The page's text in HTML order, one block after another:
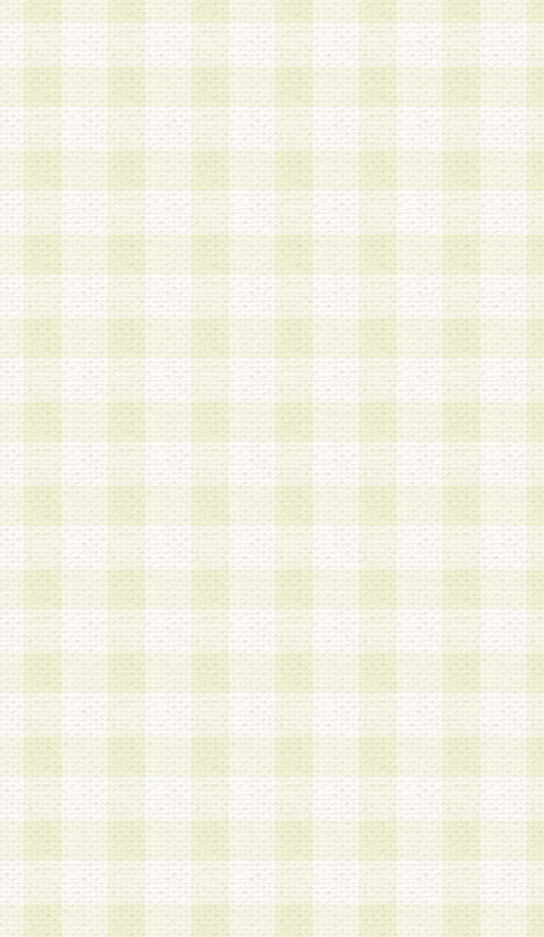
a.既に登録されている会員と同一のメールアドレ
録する場合
b.本サービスと同様のサービスを提供している企
業に従事していると思われる本人またはその家族
場合
c.その他当社が不適切と判断する場合
2.当社は、会員登録希望者を会員として承認する
した 場合、会員登録希望者による会員登録手続
による承認後の場合であっても、会員登録の取り
の抹消を、当社が適切と判 断する方法・手段に
とができるものとします。
3.会員登録希望者が18歳未満、成年被後見人、被
人 である場合は、親権者などの法定代理人の同
録を行うものとします。なお、義務教育学齢に該
者については、登録時に 当社が別途定める方法
権者による承認手続きを行うものとします。
第3条 会員の登録方法
1.会員登録手続きは、会員登録希望者本人が行う
る登録は一切認められないものとします。
2.会員登録希望者は、本規約に同意の後、当社指
画 面」において、当社が指定する必要事項を入
を行うものとします。当社は、会員登録を承認し
会員として本サービスを 受けるためのログイン
を付与します。
3.会員は、会員登録の際に申告する登録情報の全
いかなる虚偽の申告をも行ってはならないものと